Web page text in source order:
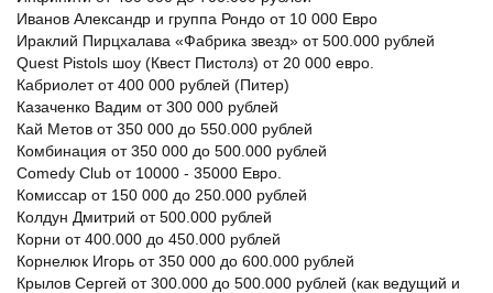
Иванов Александр и группа Рондо от 10 000 Евро
Ираклий Пирцхалава «Фабрика звезд» от 500.000 рублей
Quest Pistols шоу (Квест Пистолз) от 20 000 евро.
Кабриолет от 400 000 рублей (Питер)
Казаченко Вадим от 300 000 рублей
Кай Метов от 350 000 до 550.000 рублей
Комбинация от 350 000 до 500.000 рублей
Comedy Club от 10000 - 35000 Евро.
Комиссар от 150 000 до 250.000 рублей
Колдун Дмитрий от 500.000 рублей
Корни от 400.000 до 450.000 рублей
Корнелюк Игорь от 350 000 до 600.000 рублей
Крылов Сергей от 300.000 до 500.000 рублей (как ведущий и